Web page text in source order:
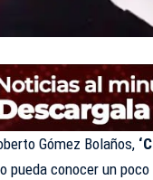
Gómez Bolaños,
pueda conocer un